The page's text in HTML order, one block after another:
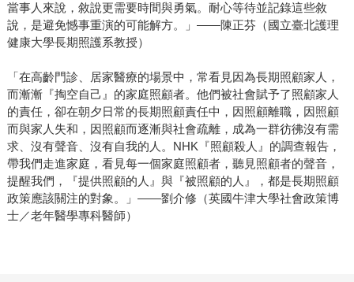
當事人來說，敘說更需要時間與勇氣。耐心等待並記錄這些敘
說，是避免憾事重演的可能解方。」——陳正芬（國立臺北護理
健康大學長期照護系教授）
「在高齡門診、居家醫療的場景中，常看見因為長期照顧家人，
而漸漸『掏空自己』的家庭照顧者。他們被社會賦予了照顧家人
的責任，卻在朝夕日常的長期照顧責任中，因照顧離職，因照顧
而與家人失和，因照顧而逐漸與社會疏離，成為一群彷彿沒有需
求、沒有聲音、沒有自我的人。NHK『照顧殺人』的調查報告，
帶我們走進家庭，看見每一個家庭照顧者，聽見照顧者的聲音，
提醒我們，『提供照顧的人』與『被照顧的人』，都是長期照顧
政策應該關注的對象。」——劉介修（英國牛津大學社會政策博
士／老年醫學專科醫師）